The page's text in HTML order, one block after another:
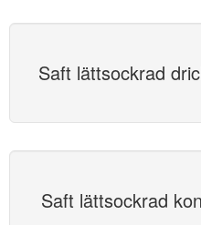
Saft lättsockrad
Saft lättsockrad